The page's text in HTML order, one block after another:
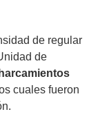
de regular
de
cuales fueron